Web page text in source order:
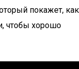
покажет, как
чтобы хорошо